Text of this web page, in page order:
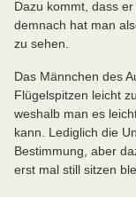
Dazu kommt, dass
demnach hat man
zu sehen.
Das Männchen des
Flügelspitzen leicht
weshalb man es
kann. Lediglich die
Bestimmung, aber
erst mal still sitzen